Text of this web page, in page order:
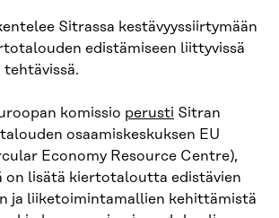
Sitrassa kestävyyssiirtymään
edistämiseen liittyvissä
tehtävissä.
komissio perusti Sitran
osaamiskeskuksen EU
Economy Resource Centre),
on lisätä kiertotaloutta edistävien
ja liiketoimintamallien kehittämistä